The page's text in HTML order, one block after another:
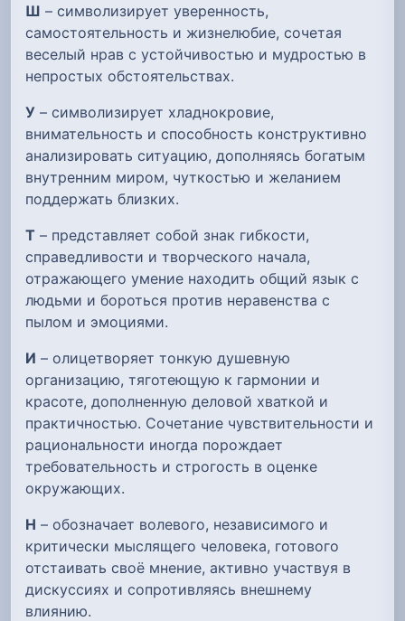
Ш – символизирует уверенность,
самостоятельность и жизнелюбие, сочетая
веселый нрав с устойчивостью и мудростью в
непростых обстоятельствах.
У – символизирует хладнокровие,
внимательность и способность конструктивно
анализировать ситуацию, дополняясь богатым
внутренним миром, чуткостью и желанием
поддержать близких.
Т – представляет собой знак гибкости,
справедливости и творческого начала,
отражающего умение находить общий язык с
людьми и бороться против неравенства с
пылом и эмоциями.
И – олицетворяет тонкую душевную
организацию, тяготеющую к гармонии и
красоте, дополненную деловой хваткой и
практичностью. Сочетание чувствительности и
рациональности иногда порождает
требовательность и строгость в оценке
окружающих.
Н – обозначает волевого, независимого и
критически мыслящего человека, готового
отстаивать своё мнение, активно участвуя в
дискуссиях и сопротивляясь внешнему
влиянию.